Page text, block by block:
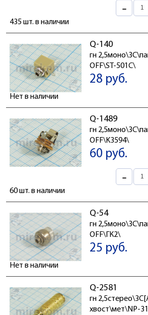
-
435 шт. в наличии
Q-140
гн
OFF\ST-501C\
28 руб.
Нет в наличии
Q-1489
гн
OFF\K3594\
60 руб.
-
60 шт. в наличии
Q-54
гн
OFF\ГК2\
25 руб.
Нет в наличии
Q-2581
гн
хвост\мет\NP-